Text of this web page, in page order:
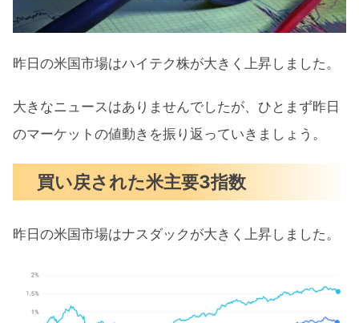
エヌビディア決算前に目標株価引き上
ルト
8月の注目イベントについて
まとめ
昨日の米国市場はハイテク株が大きく上昇しました。
大きなニュースはありませんでしたが、ひとまず昨日
のマーケットの値動きを振り返っていきましょう。
買い戻された米主要3指数
昨日の米国市場はナスダックが大きく上昇しました。